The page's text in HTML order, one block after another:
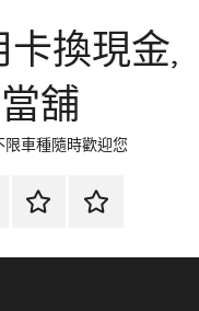
換現金,
舖
限車種隨時歡迎您
環
清
聯
徵